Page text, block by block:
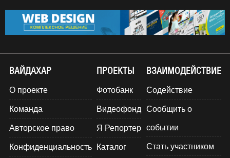
ВАЙДАХАР
О проекте
Команда
Авторское право
Конфиденциальность
ПРОЕКТЫ
Фотобанк
Видеофонд
Я Репортер
Каталог
ВЗАИМОДЕЙСТВИЕ
Содействие
Сообщить о
событии
Стать участником